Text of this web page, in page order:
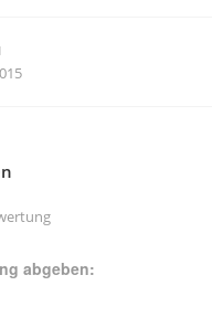
abgeben: